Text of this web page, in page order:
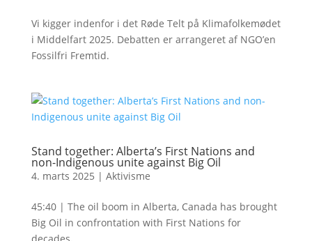
Vi kigger indenfor i det Røde Telt på Klimafolkemødet
i Middelfart 2025. Debatten er arrangeret af NGO’en
Fossilfri Fremtid.
Stand together: Alberta’s First Nations and
non-Indigenous unite against Big Oil
4. marts 2025 | Aktivisme
45:40 | The oil boom in Alberta, Canada has brought
Big Oil in confrontation with First Nations for